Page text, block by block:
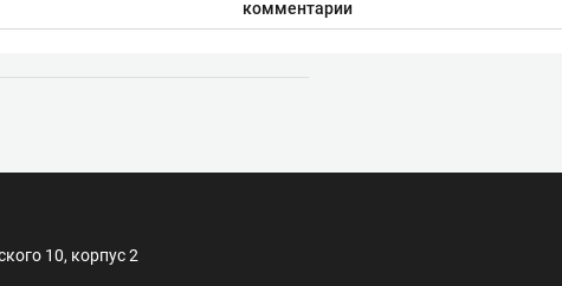
комментарии
10, корпус 2